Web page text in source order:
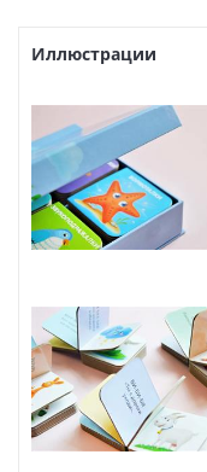
В продаже с:
Иллюстрации